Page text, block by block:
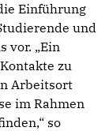
Einführung
und
vor. „Ein
zu
Arbeitsort
im Rahmen
so